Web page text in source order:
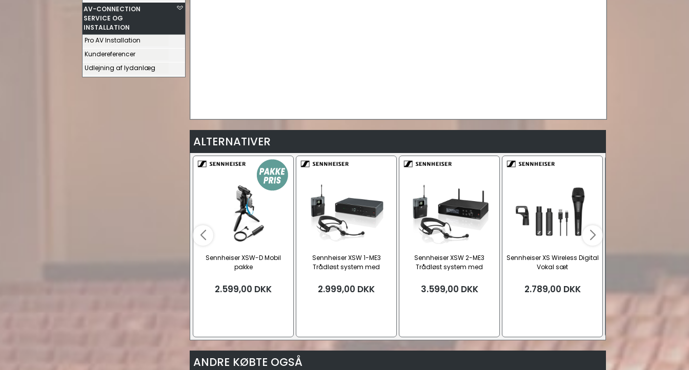
AV-CONNECTION
SERVICE OG
INSTALLATION
Pro AV Installation
Kundereferencer
Udlejning af lydanlæg
ALTERNATIVER
Sennheiser XSW-D Mobil
pakke
2.599,00 DKK
Sennheiser XSW 1-ME3
Trådløst system med
2.999,00 DKK
Sennheiser XSW 2-ME3
Trådløst system med
3.599,00 DKK
Sennheiser XS Wireless Digital
Vokal sæt
2.789,00 DKK
ANDRE KØBTE OGSÅ